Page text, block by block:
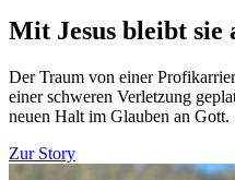
Mit Jesus bleibt sie
Der Traum von einer
einer schweren Verletzung
neuen Halt im Glauben an Gott.
Zur Story